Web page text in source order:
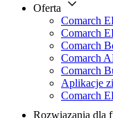
Oferta
Comarch
Comarch
Comarch
Comarch
Comarch
Aplikacje
Comarch
Rozwiązania dla